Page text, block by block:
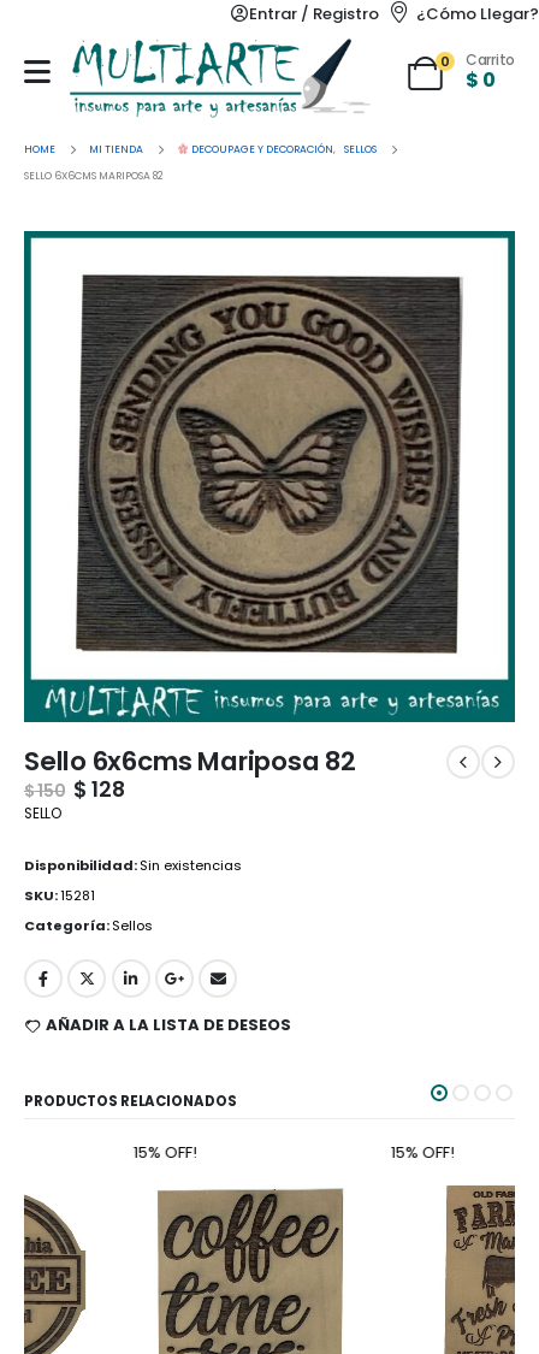
Entrar / Registro ¿Cómo Llegar?
0 Carrito
$ 0
HOME MI TIENDA DECOUPAGE Y DECORACIÓN, SELLOS
SELLO 6X6CMS MARIPOSA 82
Sello 6x6cms Mariposa 82
$150 $ 128
SELLO
Disponibilidad:Sin existencias
SKU:15281
Categoría:Sellos
AÑADIR A LA LISTA DE DESEOS
PRODUCTOS RELACIONADOS